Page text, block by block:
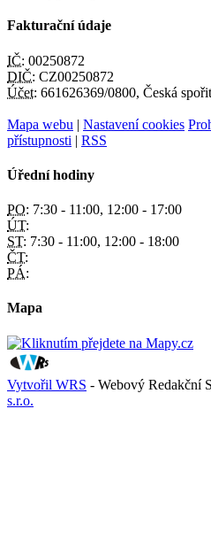
Fakturační údaje
IČ: 00250872
DIČ: CZ00250872
Účet: 661626369/0800, Česká
Mapa webu | Nastavení cookies
přístupnosti | RSS
Úřední hodiny
PO: 7:30 - 11:00, 12:00 - 17:00
ÚT:
ST: 7:30 - 11:00, 12:00 - 18:00
ČT:
PÁ:
Mapa
Vytvořil WRS - Webový Redakční
s.r.o.